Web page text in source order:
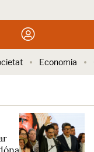
Economia